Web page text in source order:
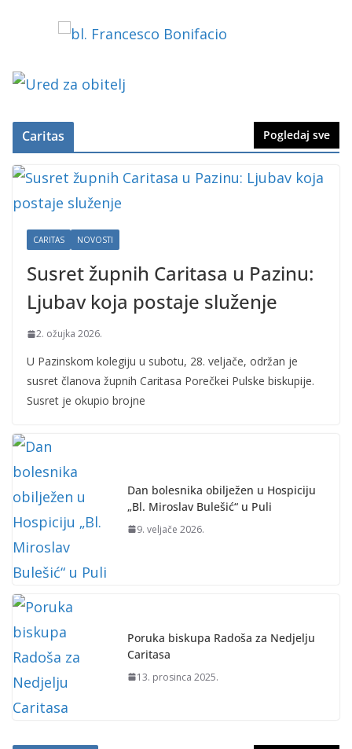
Caritas Pogledaj sve
CARITAS NOVOSTI
Susret župnih Caritasa u Pazinu:
Ljubav koja postaje služenje
2. ožujka 2026.
U Pazinskom kolegiju u subotu, 28. veljače, održan je
susret članova župnih Caritasa Porečkei Pulske biskupije.
Susret je okupio brojne
Dan bolesnika obilježen u Hospiciju
„Bl. Miroslav Bulešić“ u Puli
9. veljače 2026.
Poruka biskupa Radoša za Nedjelju
Caritasa
13. prosinca 2025.